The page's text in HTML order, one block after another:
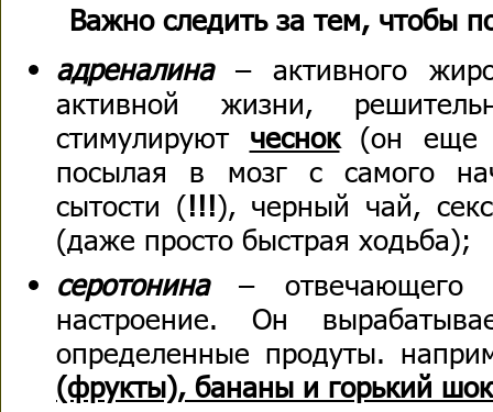
Важно следить за тем, чтобы
адреналина– активного
активной жизни,
стимулируют чеснок(он еще и
посылая в мозг с самого
сытости (!!!), черный чай,
(даже просто быстрая ходьба);
серотонина– отвечающего
настроение. Он
определенные продуты.
(фрукты), бананы и горький